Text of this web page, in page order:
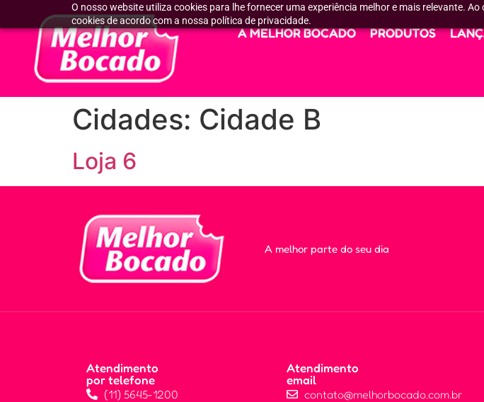
O nosso website utiliza cookies para lhe fornecer uma experiência melhor e mais relevante.
cookies de acordo com a nossa política de privacidade.
A MELHOR BOCADO PRODUTOS
Cidades: Cidade B
Loja 6
A melhor parte do seu dia
Atendimento
por telefone
(11) 5645-1200
Atendimento
email
contato@melhorbocado.com.br